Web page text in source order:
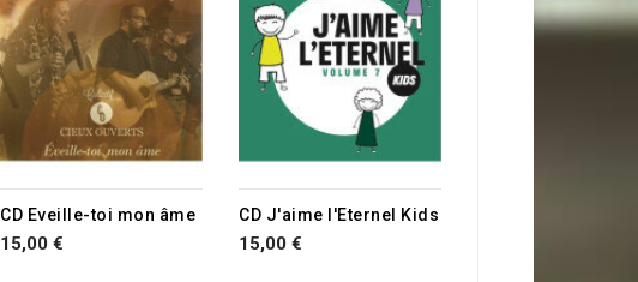
CD Eveille-toi mon âme
15,00 €
CD J'aime l'Eternel Kids
15,00 €
23,50 €